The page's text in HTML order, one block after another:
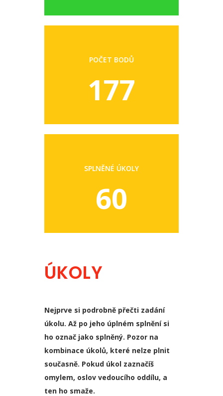
POČET BODŮ
177
SPLNĚNÉ ÚKOLY
60
ÚKOLY
Nejprve si podrobně přečti zadání
úkolu. Až po jeho úplném splnění si
ho označ jako splněný. Pozor na
kombinace úkolů, které nelze plnit
současně. Pokud úkol zaznačíš
omylem, oslov vedoucího oddílu, a
ten ho smaže.